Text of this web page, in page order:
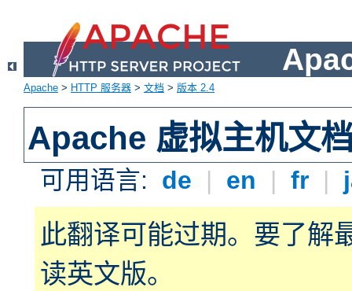
Apache > HTTP 服务器 > 文档 > 版本 2.4
Apache 虚拟主机文
可用语言: de | en | fr |
此翻译可能过期。要了解
读英文版。